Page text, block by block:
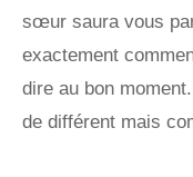
sœur saura vous
exactement
dire au bon
de différent mais